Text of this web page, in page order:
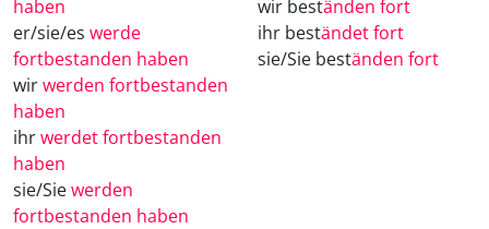
haben
er/sie/es werde
fortbestanden haben
wirwerden fortbestanden
haben
ihrwerdet fortbestanden
haben
sie/Siewerden
fortbestanden haben
wir beständen fort
ihr beständet fort
sie/Sie beständen fort